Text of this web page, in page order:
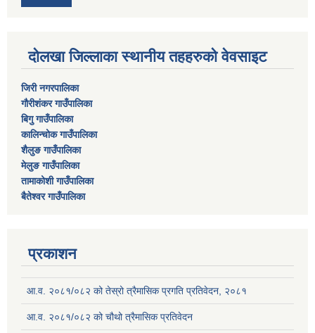
दोलखा जिल्लाका स्थानीय तहहरुको वेवसाइट
जिरी नगरपालिका
गौरीशंकर गाउँपालिका
बिगु गाउँपालिका
कालिन्चोक गाउँपालिका
शैलुङ गाउँपालिका
मेलुङ गाउँपालिका
तामाकोशी गाउँपालिका
बैतेश्वर गाउँपालिका
प्रकाशन
आ.व. २०८१/०८२ को तेस्रो त्रैमासिक प्रगति प्रतिवेदन, २०८१
आ.व. २०८१/०८२ को चौथो त्रैमासिक प्रतिवेदन